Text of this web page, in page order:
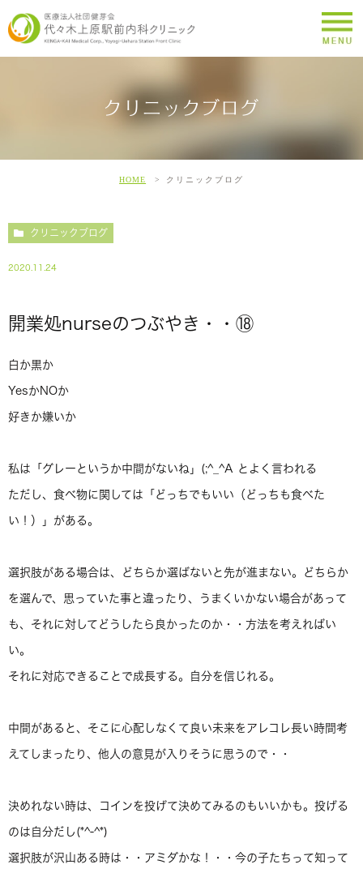
クリニックブログ
HOME クリニックブログ
クリニックブログ
2020.11.24
開業処nurseのつぶやき・・⑱
白か黒か
YesかNOか
好きか嫌いか
私は「グレーというか中間がないね」(;^_^A とよく言われる
ただし、食べ物に関しては「どっちでもいい（どっちも食べた
い！）」がある。
選択肢がある場合は、どちらか選ばないと先が進まない。どちらか
を選んで、思っていた事と違ったり、うまくいかない場合があって
も、それに対してどうしたら良かったのか・・方法を考えればい
い。
それに対応できることで成長する。自分を信じれる。
中間があると、そこに心配しなくて良い未来をアレコレ長い時間考
えてしまったり、他人の意見が入りそうに思うので・・
決めれない時は、コインを投げて決めてみるのもいいかも。投げる
のは自分だし(*^-^*)
選択肢が沢山ある時は・・アミダかな！・・今の子たちって知って